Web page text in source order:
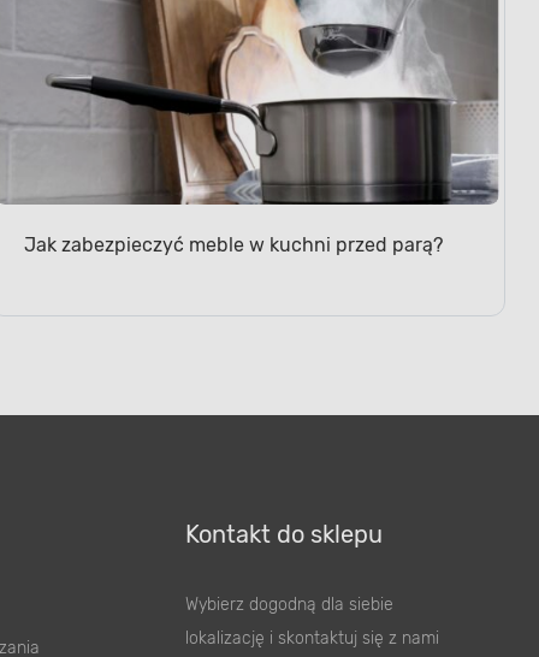
Jak zabezpieczyć meble w kuchni przed parą?
Kontakt do sklepu
Wybierz dogodną dla siebie
lokalizację i skontaktuj się z nami